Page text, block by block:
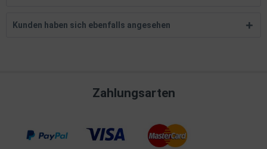
Kunden haben sich ebenfalls angesehen
Zahlungsarten